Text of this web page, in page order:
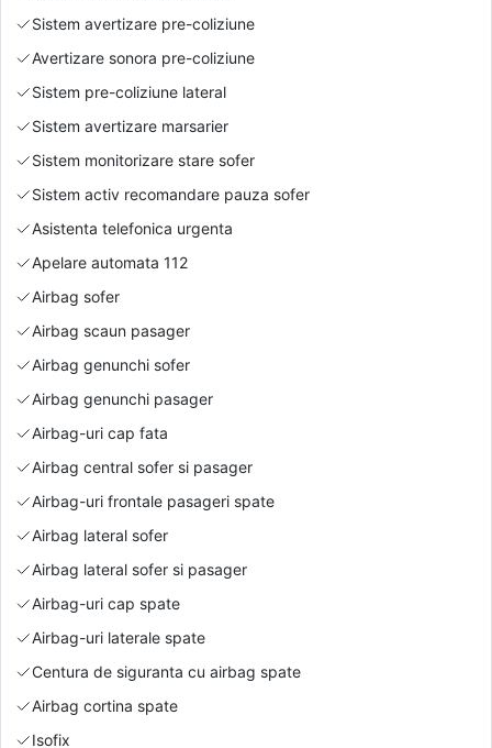
Sistem avertizare pre-coliziune
Avertizare sonora pre-coliziune
Sistem pre-coliziune lateral
Sistem avertizare marsarier
Sistem monitorizare stare sofer
Sistem activ recomandare pauza sofer
Asistenta telefonica urgenta
Apelare automata 112
Airbag sofer
Airbag scaun pasager
Airbag genunchi sofer
Airbag genunchi pasager
Airbag-uri cap fata
Airbag central sofer si pasager
Airbag-uri frontale pasageri spate
Airbag lateral sofer
Airbag lateral sofer si pasager
Airbag-uri cap spate
Airbag-uri laterale spate
Centura de siguranta cu airbag spate
Airbag cortina spate
Isofix